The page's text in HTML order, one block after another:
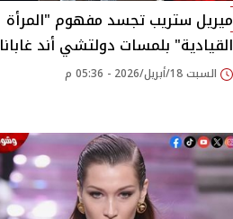
ميريل ستريب تجسد مفهوم "المرأة
القيادية" بلمسات دولتشي أند غابانا
السبت 18/أبريل/2026 - 05:36 م